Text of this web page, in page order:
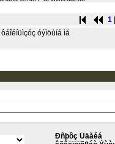
1
óýìöùíá ìå
Ðñþôç Üäåéá